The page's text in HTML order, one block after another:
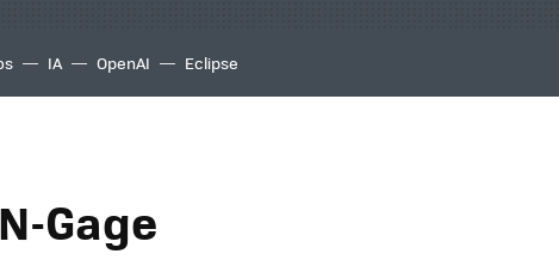
IA OpenAI Eclipse
Gage